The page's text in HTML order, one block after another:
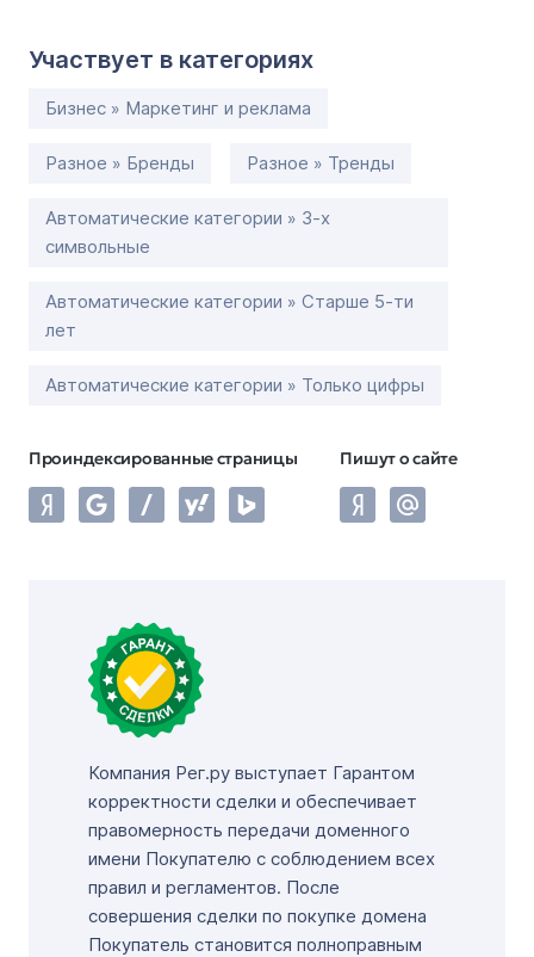
Участвует в категориях
Бизнес » Маркетинг и реклама
Разное » Бренды Разное » Тренды
Автоматические категории » 3-х
символьные
Автоматические категории » Старше 5-ти
лет
Автоматические категории » Только цифры
Проиндексированные страницы Пишут о сайте
Компания Рег.ру выступает Гарантом
корректности сделки и обеспечивает
правомерность передачи доменного
имени Покупателю с соблюдением всех
правил и регламентов. После
совершения сделки по покупке домена
Покупатель становится полноправным